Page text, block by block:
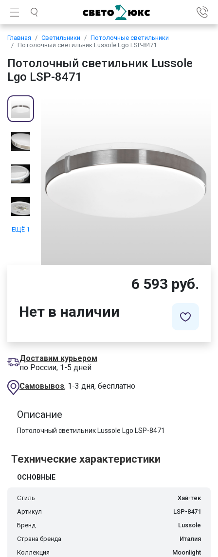
Главная Светильники
Потолочные светильники
Потолочный светильник Lussole Lgo LSP-8471
Потолочный светильник Lussole
Lgo LSP-8471
ЕЩЁ 1
6 593 руб.
Нет в наличии
Доставим курьером
по России, 1-5 дней
Самовывоз, 1-3 дня, бесплатно
Описание
Потолочный светильник Lussole Lgo LSP-8471
Технические характеристики
ОСНОВНЫЕ
Стиль
Хай-тек
Артикул
LSP-8471
Бренд
Lussole
Страна бренда
Италия
Коллекция
Moonlight